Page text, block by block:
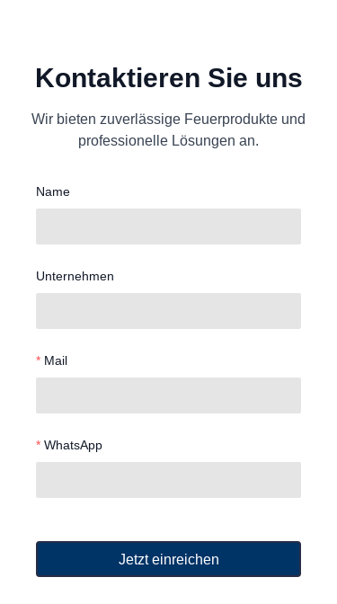
Kontaktieren Sie uns
Wir bieten zuverlässige Feuerprodukte und
professionelle Lösungen an.
Name
Unternehmen
Mail
WhatsApp
Jetzt einreichen